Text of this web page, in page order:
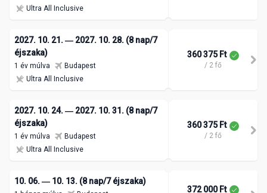
Ultra All Inclusive
2027. 10. 21. ― 2027. 10. 28. (8 nap/7
éjszaka)
1 év múlva
Budapest
Ultra All Inclusive
360 375 Ft
/ 2 fő
2027. 10. 24. ― 2027. 10. 31. (8 nap/7
éjszaka)
1 év múlva
Budapest
Ultra All Inclusive
360 375 Ft
/ 2 fő
10. 06. ― 10. 13. (8 nap/7 éjszaka)
372 000 Ft